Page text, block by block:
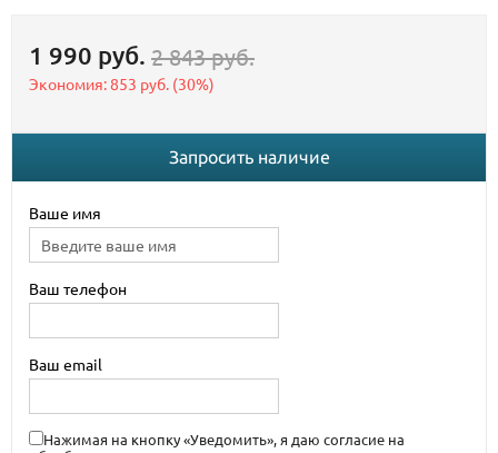
1 990 руб. 2 843 руб.
Экономия:853 руб. (30%)
Запросить наличие
Ваше имя
Ваш телефон
Ваш email
Нажимая на кнопку «Уведомить», я даю согласие на